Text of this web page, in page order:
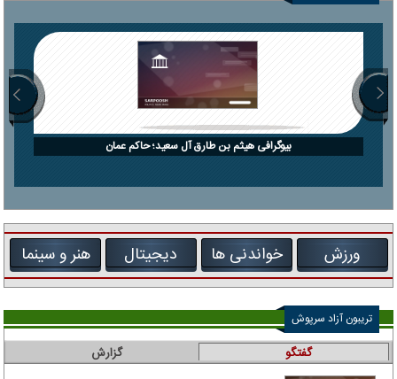
بیوگرافی هیثم بن طارق آل سعید؛ حاکم عمان
ورزش خواندنی ها دیجیتال هنر و سینما
تریبون آزاد سرپوش
گفتگو گزارش